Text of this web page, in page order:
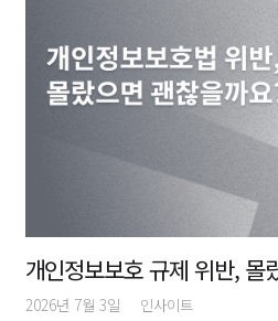
개인정보보호 규제 위반, 몰
2026년 7월 3일 인사이트